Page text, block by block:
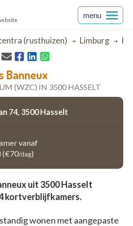
menu
(rusthuizen) Limburg
Banneux
(WZC) IN 3500 HASSELT
74, 3500 Hasselt
vanaf
(€70/dag)
uit 3500 Hasselt
kortverblijfkamers.
wonen met aangepaste